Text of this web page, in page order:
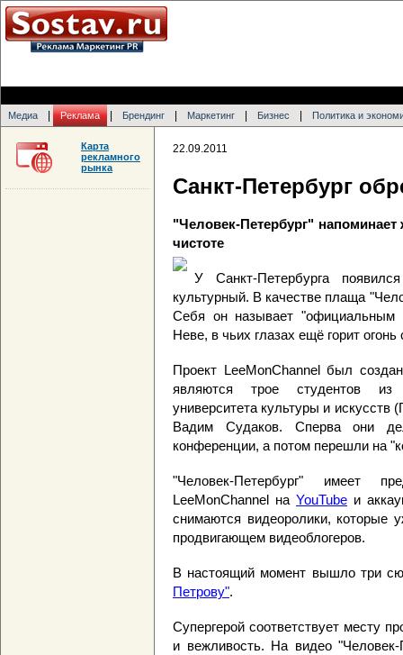
Медиа Реклама Брендинг Маркетинг Бизнес Политика и
22.09.2011
Санкт-Петербург
"Человек-Петербург"
чистоте
У Санкт-Петербурга
культурный. В качестве плаща
Себя он называет "официальным
Неве, в чьих глазах ещё горит
Проект LeeMonChannel был
являются трое студентов из
университета культуры и
Вадим Судаков. Сперва они
конференции, а потом перешли на
"Человек-Петербург" имеет
LeeMonChannel на YouTube и
снимаются видеоролики, которые
продвигающем видеоблогеров.
В настоящий момент вышло три
Петрову".
Супергерой соответствует месту
и вежливость. На видео
Карта
рекламного
рынка